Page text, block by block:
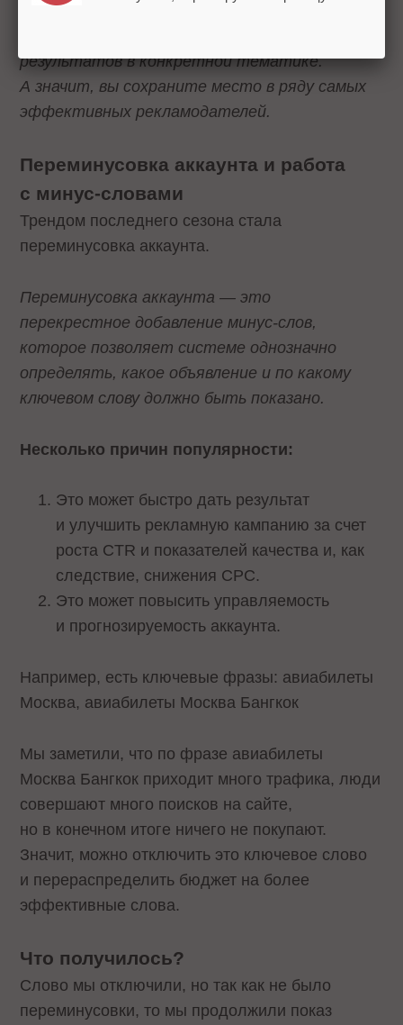
KPI, но и продолжать эволюцию аккаунта
результатов в конкретной тематике.
А значит, вы сохраните место в ряду самых
эффективных рекламодателей.
Переминусовка аккаунта и работа
с минус-словами
Трендом последнего сезона стала
переминусовка аккаунта.
Переминусовка аккаунта — это
перекрестное добавление минус-слов,
которое позволяет системе однозначно
определять, какое объявление и по какому
ключевом слову должно быть показано.
Несколько причин популярности:
Это может быстро дать результат
и улучшить рекламную кампанию за счет
роста CTR и показателей качества и, как
следствие, снижения СРС.
Это может повысить управляемость
и прогнозируемость аккаунта.
Например, есть ключевые фразы: авиабилеты
Москва, авиабилеты Москва Бангкок
Мы заметили, что по фразе авиабилеты
Москва Бангкок приходит много трафика, люди
совершают много поисков на сайте,
но в конечном итоге ничего не покупают.
Значит, можно отключить это ключевое слово
и перераспределить бюджет на более
эффективные слова.
Что получилось?
Слово мы отключили, но так как не было
переминусовки, то мы продолжили показ